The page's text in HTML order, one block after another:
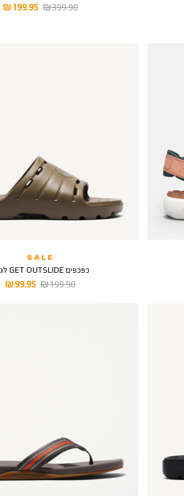
מחיר
199.95 ₪
מחיר
399.90 ₪
SALE
כפכפים GET OUTSLIDE לגבר
מחיר
99.95 ₪
מחיר
199.90 ₪